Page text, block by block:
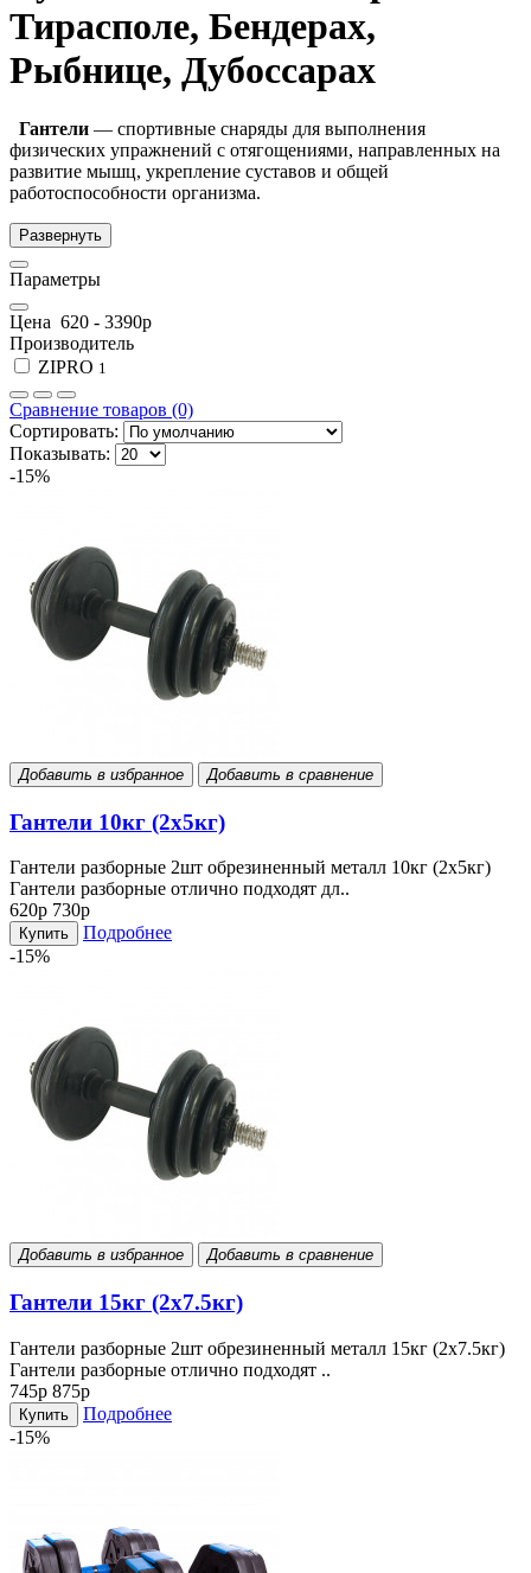
Тирасполе, Бендерах,
Рыбнице, Дубоссарах
Гантели — спортивные снаряды для выполнения
физических упражнений с отягощениями, направленных на
развитие мышц, укрепление суставов и общей
работоспособности организма.
Развернуть
Параметры
Цена 620 - 3390р
Производитель
ZIPRO 1
Сравнение товаров (0)
Сортировать:
Показывать:
-15%
Добавить в избранное Добавить в сравнение
Гантели 10кг (2х5кг)
Гантели разборные 2шт обрезиненный металл 10кг (2х5кг)
Гантели разборные отлично подходят дл..
620р 730р
Купить
Подробнее
-15%
Добавить в избранное Добавить в сравнение
Гантели 15кг (2х7.5кг)
Гантели разборные 2шт обрезиненный металл 15кг (2х7.5кг)
Гантели разборные отлично подходят ..
745р 875р
Купить
Подробнее
-15%